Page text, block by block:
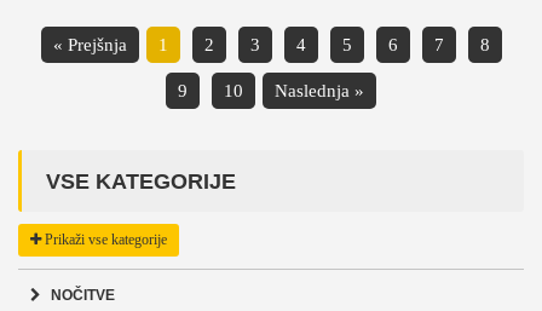
« Prejšnja 1 2 3 4 5 6 7 8
9 10 Naslednja »
VSE KATEGORIJE
Prikaži vse kategorije
NOČITVE